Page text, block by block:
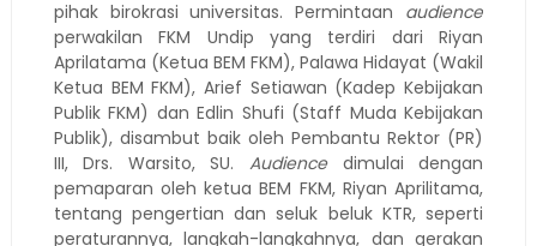
pihak birokrasi universitas. Permintaan audience
perwakilan FKM Undip yang terdiri dari Riyan
Aprilatama (Ketua BEM FKM), Palawa Hidayat (Wakil
Ketua BEM FKM), Arief Setiawan (Kadep Kebijakan
Publik FKM) dan Edlin Shufi (Staff Muda Kebijakan
Publik), disambut baik oleh Pembantu Rektor (PR)
III, Drs. Warsito, SU.Audiencedimulai dengan
pemaparan oleh ketua BEM FKM, Riyan Aprilitama,
tentang pengertian dan seluk beluk KTR, seperti
peraturannya, langkah-langkahnya, dan gerakan